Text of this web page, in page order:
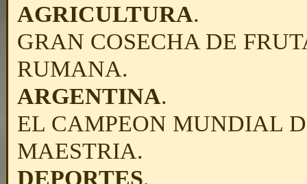
AGRICULTURA.
GRAN COSECHA DE
RUMANA.
ARGENTINA.
EL CAMPEON MUNDIAL
MAESTRIA.
DEPORTES.